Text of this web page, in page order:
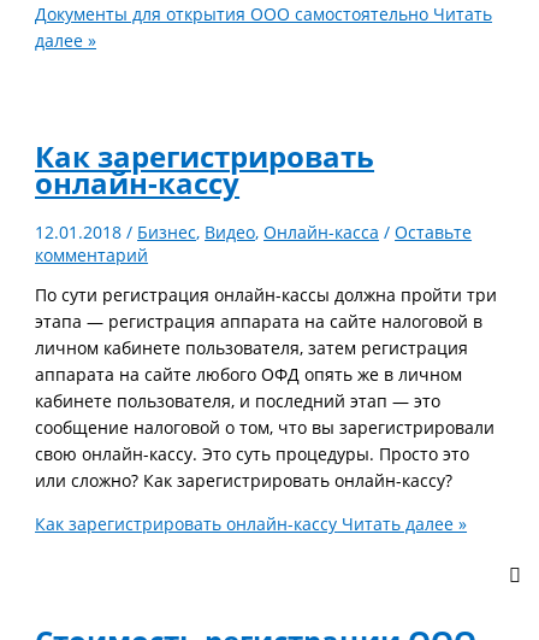
Документы для открытия ООО самостоятельно Читать
далее »
Как зарегистрировать
онлайн-кассу
12.01.2018/ Бизнес, Видео,Онлайн-касса /Оставьте
комментарий
По сути регистрация онлайн-кассы должна пройти три
этапа — регистрация аппарата на сайте налоговой в
личном кабинете пользователя, затем регистрация
аппарата на сайте любого ОФД опять же в личном
кабинете пользователя, и последний этап — это
сообщение налоговой о том, что вы зарегистрировали
свою онлайн-кассу. Это суть процедуры. Просто это
или сложно? Как зарегистрировать онлайн-кассу?
Как зарегистрировать онлайн-кассу Читать далее »